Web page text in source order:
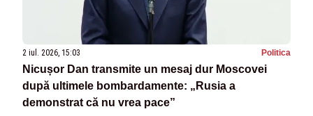
2 iul. 2026, 15:03 Politica
Nicușor Dan transmite un mesaj dur Moscovei
după ultimele bombardamente: „Rusia a
demonstrat că nu vrea pace”